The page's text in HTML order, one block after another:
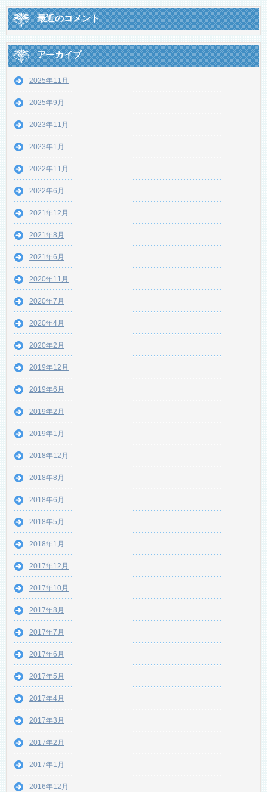
最近のコメント
アーカイブ
2025年11月
2025年9月
2023年11月
2023年1月
2022年11月
2022年6月
2021年12月
2021年8月
2021年6月
2020年11月
2020年7月
2020年4月
2020年2月
2019年12月
2019年6月
2019年2月
2019年1月
2018年12月
2018年8月
2018年6月
2018年5月
2018年1月
2017年12月
2017年10月
2017年8月
2017年7月
2017年6月
2017年5月
2017年4月
2017年3月
2017年2月
2017年1月
2016年12月